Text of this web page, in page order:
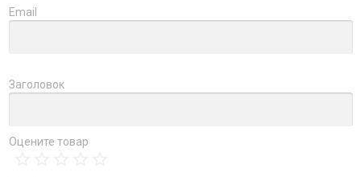
Email
Заголовок
Оцените товар